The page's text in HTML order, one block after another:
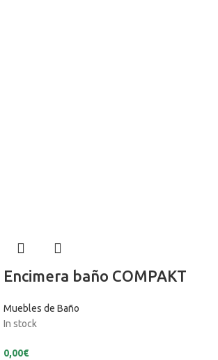
Encimera baño COMPAKT
Muebles de Baño
In stock
0,00€